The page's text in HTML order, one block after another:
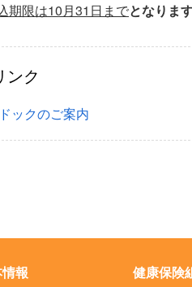
期限は10月31日までとなりま
ンク
ックのご案内
報 健康保険